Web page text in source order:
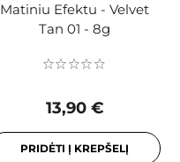
Matiniu Efektu - Velvet
Tan 01 - 8g
13,90 €
PRIDĖTI Į KREPŠELĮ